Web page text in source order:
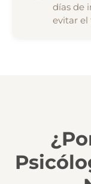
días de
evitar el